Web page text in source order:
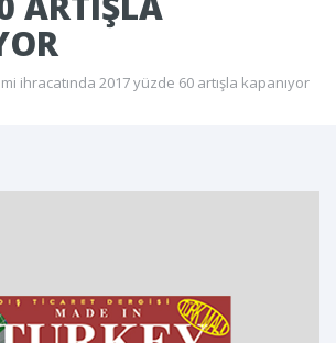
ihracatında 2017 yüzde 60 artışla kapanıyor